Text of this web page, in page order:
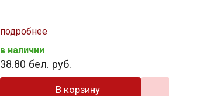
подробнее
в наличии
38.80 бел. руб.
В корзину